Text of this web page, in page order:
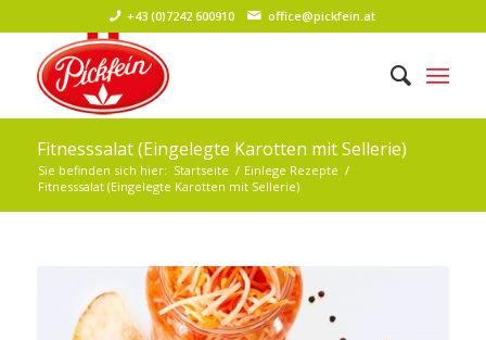
+43 (0)7242 600910 office@pickfein.at
Fitnesssalat (Eingelegte Karotten mit Sellerie)
Sie befinden sich hier: Startseite / Einlege Rezepte /
Fitnesssalat (Eingelegte Karotten mit Sellerie)